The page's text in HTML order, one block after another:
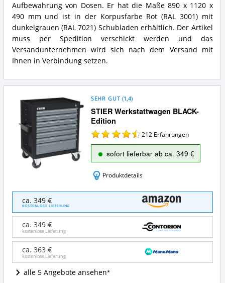
Aufbewahrung von Dosen. Er hat die Maße 890 x 1120 x
490 mm und ist in der Korpusfarbe Rot (RAL 3001) mit
dunkelgrauen (RAL 7021) Schubladen erhältlich. Der Artikel
muss per Spedition verschickt werden und das
Versandunternehmen wird sich nach dem Versand mit
Ihnen in Verbindung setzen.
STIER Werkstattwagen BLACK-
Edition
SEHR GUT (1,4)
212 Erfahrungen
sofort lieferbar ab ca. 349 €
Produktdetails
Werkstattwagen
BLACK-
Edition
Angebote:
Wo
dieser
Werkstattwagen
(leer)
ca. 349 €
KOSTENLOSE LIEFERUNG
ca. 349 €
kostenlose Lieferung
ca. 363 €
kostenlose Lieferung
alle 5 Angebote ansehen